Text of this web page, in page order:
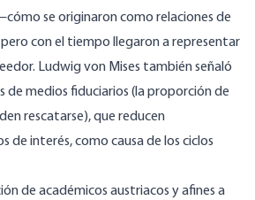
se originaron como relaciones de
con el tiempo llegaron a representar
Ludwig von Mises también señaló
de medios fiduciarios (la proporción de
rescatarse), que reducen
de interés, como causade los ciclos
de académicos austriacos y afines a